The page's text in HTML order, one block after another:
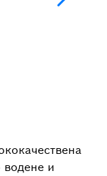
водене и